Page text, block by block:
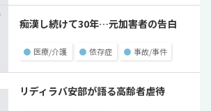
痴漢し続けて30年…元加害者の告白
● 医療/介護 ● 依存症 ● 事故/事件
リディラバ安部が語る高齢者虐待